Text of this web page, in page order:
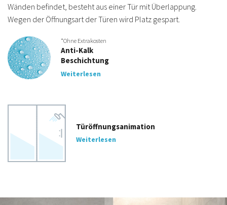
Wänden befindet, besteht aus einer Tür mit Überlappung.
Wegen der Öffnungsart der Türen wird Platz gespart.
*Ohne Extrakosten
Anti-Kalk
Beschichtung
Weiterlesen
Türöffnungsanimation
Weiterlesen